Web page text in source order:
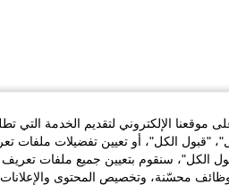
مفيد (0)
موقعنا الإلكتروني لتقديم الخدمة التي
الكل"، أو تعيين تفضيلات ملفات
سنقوم بتعيين جميع ملفات تعريف
محسّنة، وتخصيص المحتوى